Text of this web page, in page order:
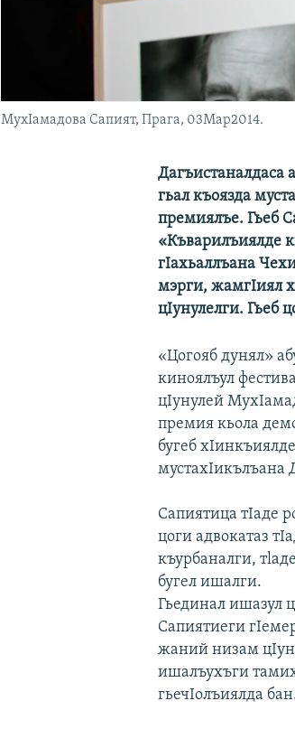
МухIамадова Сапият, Прага, 03Мар2014.
Дагъистаналдаса
гьал къоязда
премиялъе. Гьеб
«Къварилъиялде
гIахьаллъана
мэрги, жамгIиял
цIунулелги. Гьеб
«Цогояб дунял»
киноялъул
цIунулей
премия кьола
бугеб
мустахIикълъана
Сапиятица тIаде
цоги адвокатаз
къурбаналги,
бугел ишалги.
Гьединал ишазул
Сапиятиеги
жаний низам
ишалъухъги
гьечIолъиялда